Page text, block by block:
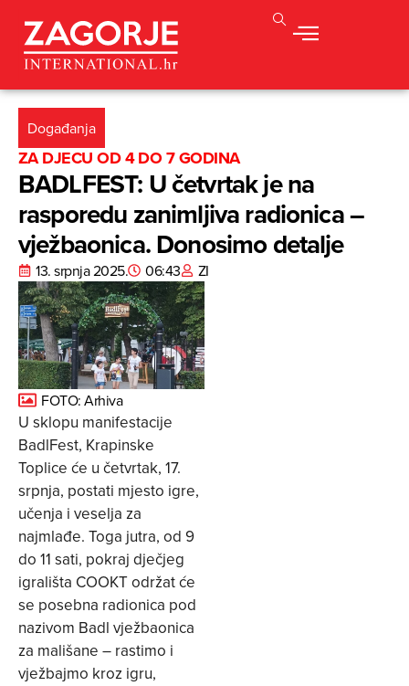
Događanja
ZA DJECU OD 4 DO 7 GODINA
BADLFEST: U četvrtak je na
rasporedu zanimljiva radionica –
vježbaonica. Donosimo detalje
13. srpnja 2025. 06:43 ZI
FOTO: Arhiva
U sklopu manifestacije
BadlFest, Krapinske
Toplice će u četvrtak, 17.
srpnja, postati mjesto igre,
učenja i veselja za
najmlađe. Toga jutra, od 9
do 11 sati, pokraj dječjeg
igrališta COOKT održat će
se posebna radionica pod
nazivom Badl vježbaonica
za mališane – rastimo i
vježbajmo kroz igru,